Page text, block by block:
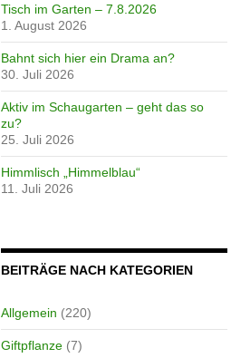
Tisch im Garten – 7.8.2026
1. August 2026
Bahnt sich hier ein Drama an?
30. Juli 2026
Aktiv im Schaugarten – geht das so
zu?
25. Juli 2026
Himmlisch „Himmelblau“
11. Juli 2026
BEITRÄGE NACH KATEGORIEN
Allgemein (220)
Giftpflanze(7)